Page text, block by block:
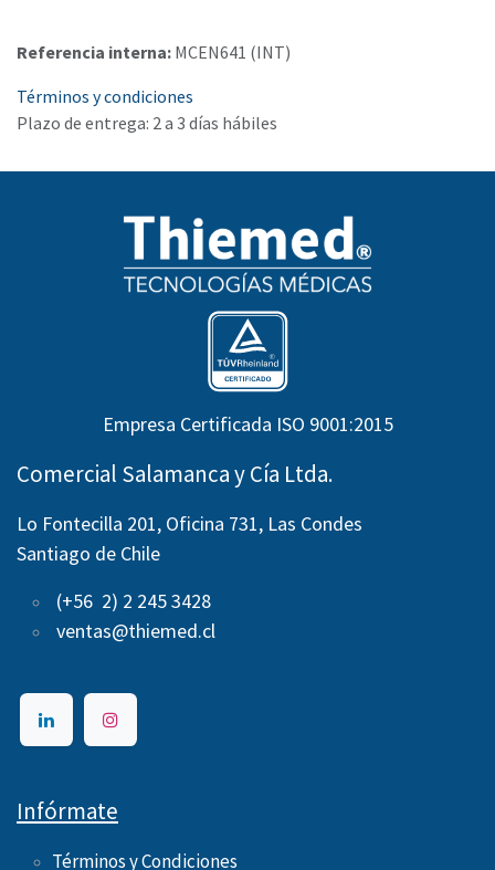
Referencia interna: MCEN641 (INT)
Términos y condiciones
Plazo de entrega: 2 a 3 días hábiles
Empresa Certificada ISO 9001:2015
Comercial Salamanca y Cía Ltda.
Lo Fontecilla 201, Oficina 731, Las Condes
Santiago de Chile
(+56 2) 2 245 3428
ventas@thiemed.cl
Infórmate
Términos y Condiciones